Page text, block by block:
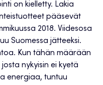
on kielletty. Lakia
pääsevät
2018. Viidesosa
Suomessa jätteeksi.
Kun tähän määrään
nykyisin ei kyetä
energiaa, tuntuu